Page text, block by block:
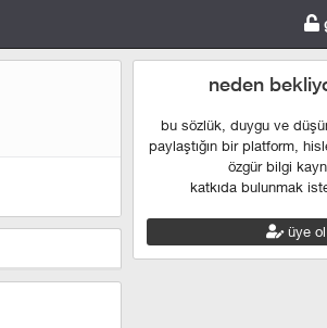
neden
bu sözlük, duygu ve
paylaştığın bir platform,
özgür bilgi
katkıda bulunmak
üye ol